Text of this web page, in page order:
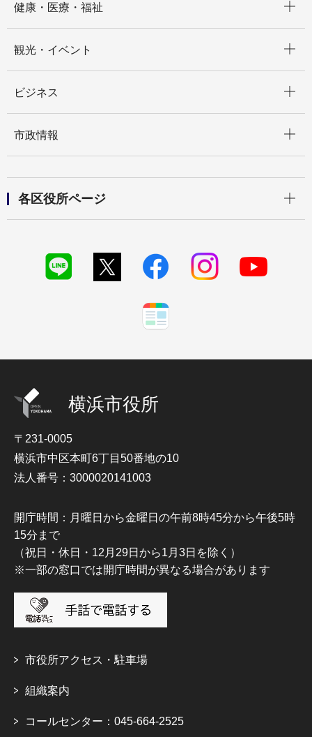
健康・医療・福祉
観光・イベント
ビジネス
市政情報
各区役所ページ
横浜市役所
〒231-0005
横浜市中区本町6丁目50番地の10
法人番号：3000020141003
開庁時間：月曜日から金曜日の午前8時45分から午後5時
15分まで
（祝日・休日・12月29日から1月3日を除く）
※一部の窓口では開庁時間が異なる場合があります
市役所アクセス・駐車場
組織案内
コールセンター：045-664-2525